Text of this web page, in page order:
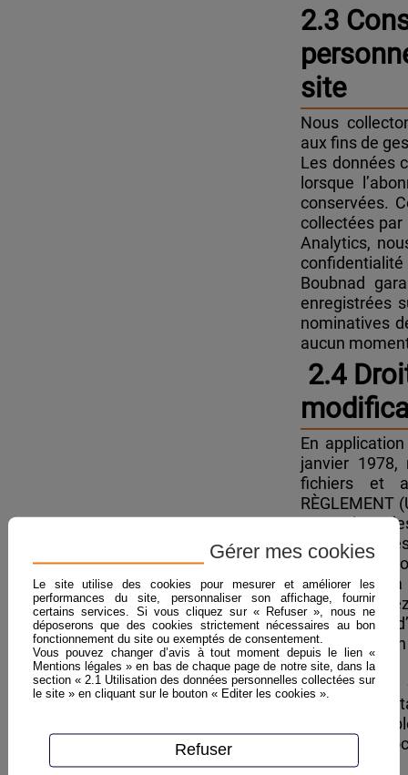
2.3
site
Nous
aux fins de
Les données
lorsque
conservées.
collectées par
Analytics,
Boubnad
enregistrées
nominatives
aucun
2.4
En
janvier 1978,
fichiers et
RÈGLEMENT
protection
traitement
libre
général sur la
vous
rectification,
et
Pour exercer
suivante :
Le
son siège
ROUBAIX.
Gérer mes cookies
Le site utilise des cookies pour mesurer et améliorer les
performances du site, personnaliser son affichage, fournir
certains services. Si vous cliquez sur « Refuser », nous ne
déposerons que des cookies strictement nécessaires au bon
fonctionnement du site ou exemptés de consentement.
Vous pouvez changer d’avis à tout moment depuis le lien «
Mentions légales » en bas de chaque page de notre site, dans la
section « 2.1 Utilisation des données personnelles collectées sur
le site » en cliquant sur le bouton « Editer les cookies ».
Refuser